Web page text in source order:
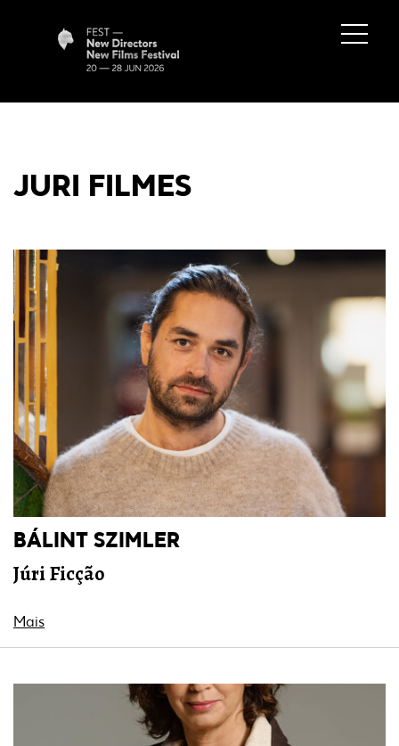
JURI FILMES
BÁLINT SZIMLER
Júri Ficção
Mais